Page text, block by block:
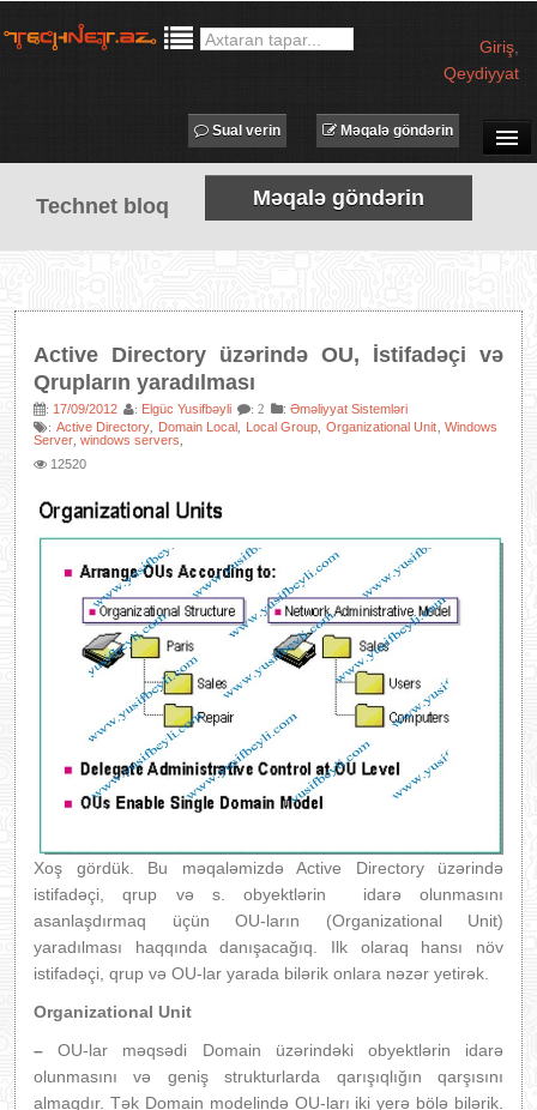
Giriş
Qeydiyyat
SUAL-CAVAB
TECHNET TV
MƏQALƏLƏR
PROQRAMLAR
AVADANLIQLAR
Məqalə göndərin
Sual verin
Technet bloq Məqalə göndərin
Active Directory üzərində OU, İstifadəçi və
Qrupların yaradılması
: 17/09/2012 : Elgüc Yusifbəyli : 2 : Əməliyyat Sistemləri
: Active Directory Domain Local Local Group Organizational Unit ,Windows
Server windows servers
12520
Xoş gördük. Bu məqaləmizdə Active Directory üzərində
istifadəçi, qrup və s. obyektlərin idarə olunmasını
asanlaşdırmaq üçün OU-ların (Organizational Unit)
yaradılması haqqında danışacağıq. Ilk olaraq hansı növ
istifadəçi, qrup və OU-lar yarada bilərik onlara nəzər yetirək.
Organizational Unit
–OU-lar məqsədi Domain üzərindəki obyektlərin idarə
olunmasını və geniş strukturlarda qarışıqlığın qarşısını
almaqdır. Tək Domain modelində OU-ları iki yerə bölə bilərik.